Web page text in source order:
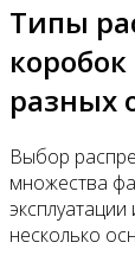
Типы
разных
Выбор
множества
несколько